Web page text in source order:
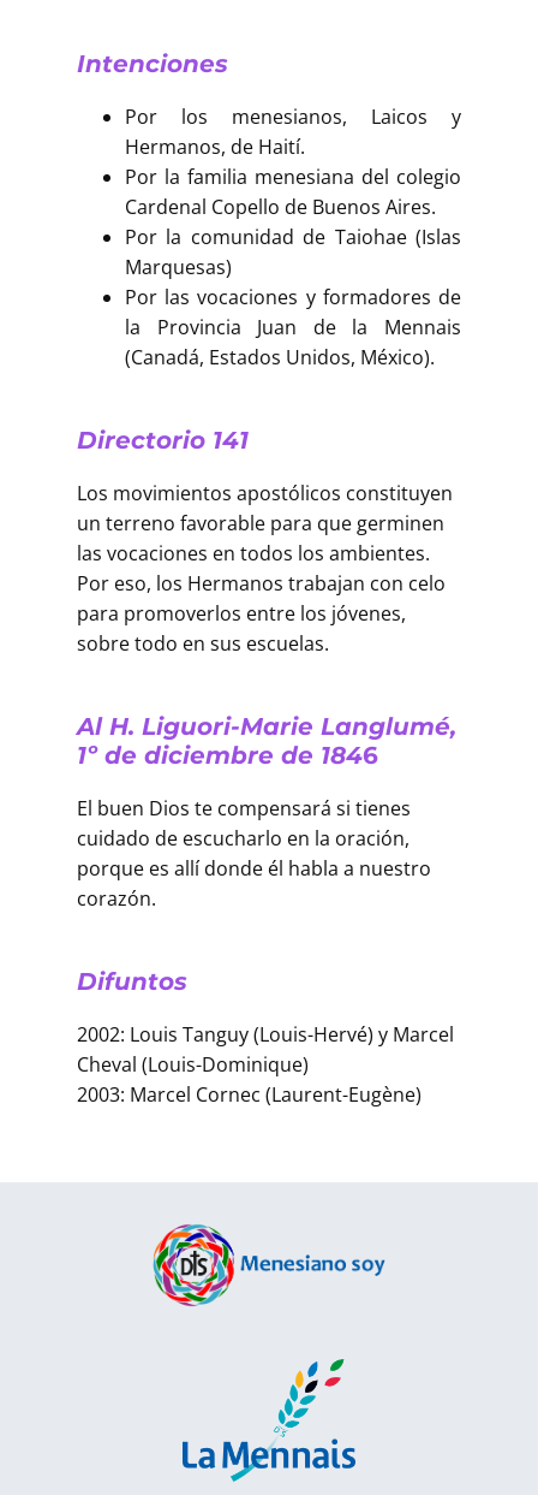
Intenciones
Por los menesianos, Laicos y
Hermanos, de Haití.
Por la familia menesiana del colegio
Cardenal Copello de Buenos Aires.
Por la comunidad de Taiohae (Islas
Marquesas)
Por las vocaciones y formadores de
la Provincia Juan de la Mennais
(Canadá, Estados Unidos, México).
Directorio 141
Los movimientos apostólicos constituyen
un terreno favorable para que germinen
las vocaciones en todos los ambientes.
Por eso, los Hermanos trabajan con celo
para promoverlos entre los jóvenes,
sobre todo en sus escuelas.
Al H. Liguori-Marie Langlumé,
1º de diciembre de 1846
El buen Dios te compensará si tienes
cuidado de escucharlo en la oración,
porque es allí donde él habla a nuestro
corazón.
Difuntos
2002: Louis Tanguy (Louis-Hervé) y Marcel
Cheval (Louis-Dominique)
2003: Marcel Cornec (Laurent-Eugène)